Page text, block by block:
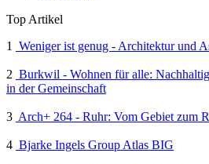
Top Artikel
1
Weniger ist genug - Architektur und
2 Burkwil - Wohnen für alle:
in der Gemeinschaft
3 Arch+ 264 - Ruhr: Vom Gebiet zum
4 Bjarke Ingels Group Atlas BIG